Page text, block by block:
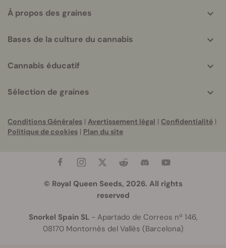
À propos des graines
Bases de la culture du cannabis
Cannabis éducatif
Sélection de graines
Conditions Générales | Avertissement légal | Confidentialité |
Politique de cookies | Plan du site
© Royal Queen Seeds, 2026. All rights
reserved
Snorkel Spain SL- Apartado de Correos nº 146,
08170 Montornès del Vallès (Barcelona)